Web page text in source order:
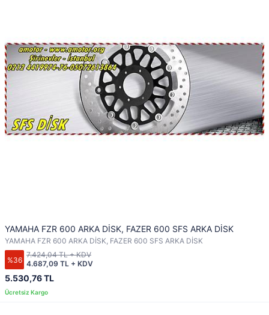
YAMAHA FZR 600 ARKA DİSK, FAZER 600 SFS ARKA DİSK
YAMAHA FZR 600 ARKA DİSK, FAZER 600 SFS ARKA DİSK
%36
5.530,76 TL
4.687,09 TL + KDV
7.424,04 TL + KDV